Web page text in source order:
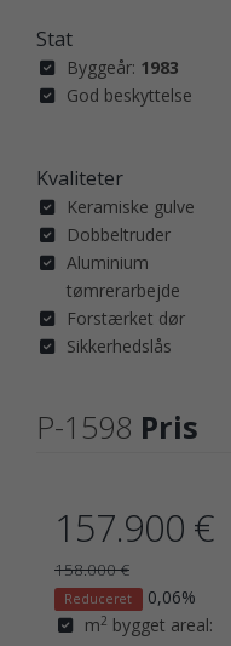
Stat
Byggeår: 1983
God beskyttelse
Kvaliteter
Keramiske gulve
Dobbeltruder
Aluminium
tømrerarbejde
Forstærket dør
Sikkerhedslås
P-1598 Pris
157.900 €
158.000 €
Reduceret
0,06%
m2 bygget areal: